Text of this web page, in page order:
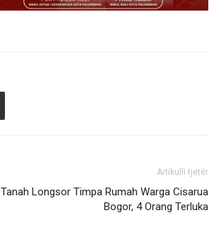
Artikulli tjetër
Tanah Longsor Timpa Rumah Warga Cisarua
Bogor, 4 Orang Terluka